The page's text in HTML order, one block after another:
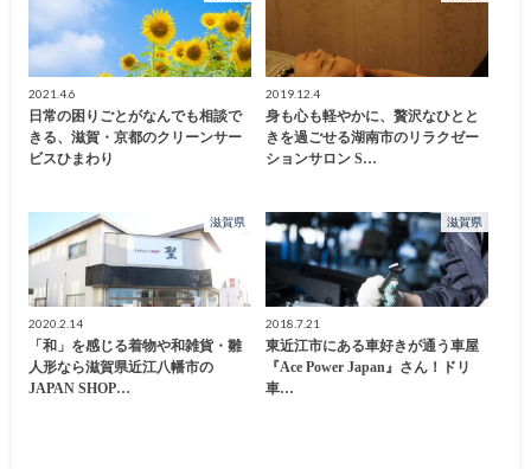
2021.4.6
日常の困りごとがなんでも相談で
きる、滋賀・京都のクリーンサー
ビスひまわり
2019.12.4
身も心も軽やかに、贅沢なひとと
きを過ごせる湖南市のリラクゼー
ションサロン S…
滋賀県
2020.2.14
「和」を感じる着物や和雑貨・雛
人形なら滋賀県近江八幡市の
JAPAN SHOP…
滋賀県
2018.7.21
東近江市にある車好きが通う車屋
『Ace Power Japan』さん！ドリ
車…